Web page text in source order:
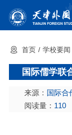
首页
学校概况
机构设置
首页 学校要闻
国际儒学联
来源： 国际合
阅读量： 110